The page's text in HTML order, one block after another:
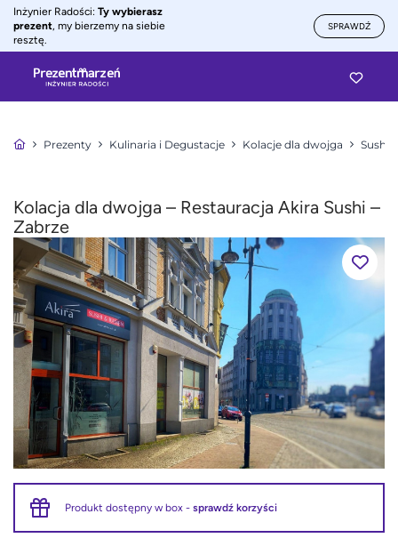
Inżynier Radości: Ty wybierasz
prezent, my bierzemy na siebie
resztę.
SPRAWDŹ
Prezenty Kulinaria i Degustacje Kolacje dla dwojga Sushi
Kolacja dla dwojga – Restauracja Akira Sushi –
Zabrze
Produkt dostępny w box - sprawdź korzyści